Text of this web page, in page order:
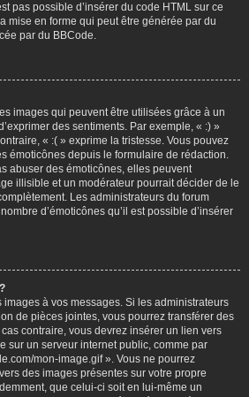
pas possible d’insérer du code HTML sur ce
mise en forme qui peut être générée par du
par du BBCode.
images qui peuvent être utilisées grâce à un
des sentiments. Par exemple, « :) »
« :( » exprime la tristesse. Vous pouvez
émoticônes depuis le formulaire de rédaction.
abuser des émoticônes, elles peuvent
illisible et un modérateur pourrait décider de le
Les administrateurs du forum
d’émoticônes qu’il est possible d’insérer
à vos messages. Si les administrateurs
de pièces jointes, vous pourrez transférer des
contraire, vous devrez insérer un lien vers
sur un serveur internet public, comme par
mon-image.gif ». Vous ne pourrez
des images présentes sur votre propre
que celui-ci soit en lui-même un